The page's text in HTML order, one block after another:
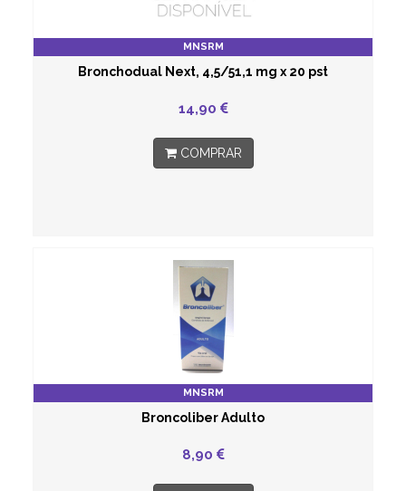
MNSRM
Bronchodual Next, 4,5/51,1 mg x 20 pst
14,90
COMPRAR
MNSRM
Broncoliber Adulto
8,90